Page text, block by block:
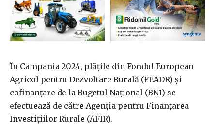
În Campania 2024, plățile din Fondul European
Agricol pentru Dezvoltare Rurală (FEADR) și
cofinanțare de la Bugetul Național (BN1) se
efectuează de către Agenția pentru Finanțarea
Investițiilor Rurale (AFIR).